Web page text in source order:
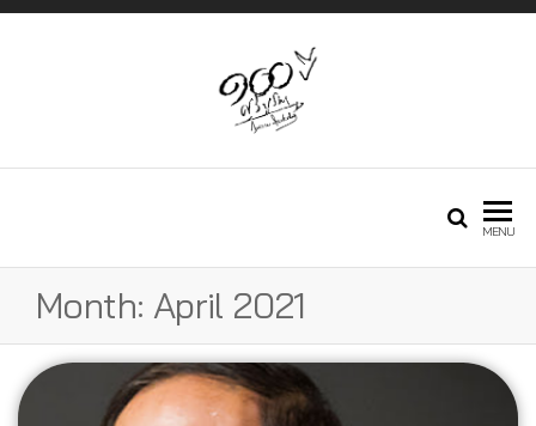
– Free Demos
MENU
Month: April 2021